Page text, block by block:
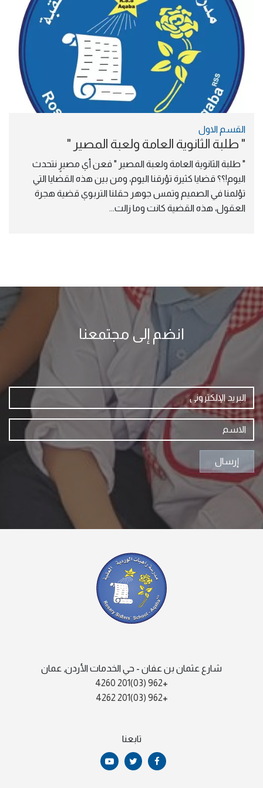
القسم الاول
" طلبة الثانوية العامة ولعبة المصير "
" طلبة الثانوية العامة ولعبة المصير " فعن أي مصيرٍ نتحدث
اليوم!؟؟ قضايا كثيرة تؤرقنا اليوم، ومن بين هذه القضايا التي
تؤلمنا في الصميم وتمس جوهر حقلنا التربوي قضية هجرة
العقول، هذه القضية كانت وما زالت...
انضم إلى مجتمعنا
إرسال
شارع عثمان بن عفان - حي الخدمات الأردن, عمان
+
962 (03)201 4260
+
962 (03)201 4262
تابعنا